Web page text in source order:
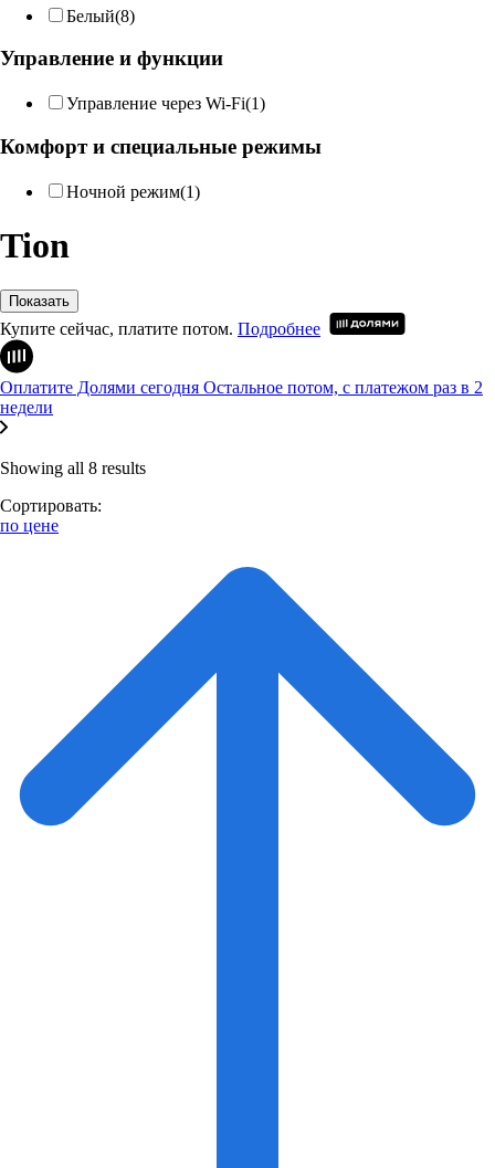
Белый(8)
Управление и функции
Управление через Wi-Fi(1)
Комфорт и специальные режимы
Ночной режим(1)
Tion
Показать
Купите сейчас, платите потом. Подробнее
Оплатите Долями сегодня Остальное потом, с платежом раз в 2
недели
Showing all 8 results
Сортировать:
по цене